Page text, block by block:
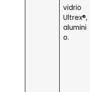
vidrio
Ultrex®,
alumini
o.